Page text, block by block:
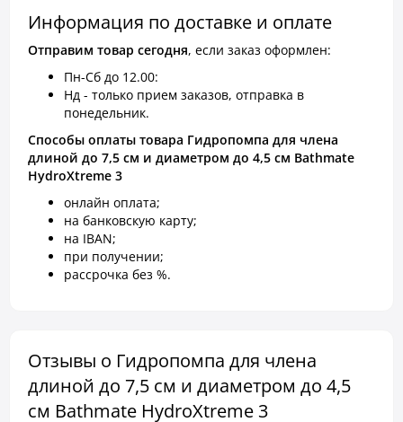
Информация по доставке и оплате
Отправим товар сегодня, если заказ оформлен:
Пн-Сб до 12.00:
Нд - только прием заказов, отправка в
понедельник.
Способы оплаты товара Гидропомпа для члена
длиной до 7,5 см и диаметром до 4,5 см Bathmate
HydroXtreme 3
онлайн оплата;
на банковскую карту;
на IBAN;
при получении;
рассрочка без %.
Отзывы о Гидропомпа для члена
длиной до 7,5 см и диаметром до 4,5
см Bathmate HydroXtreme 3